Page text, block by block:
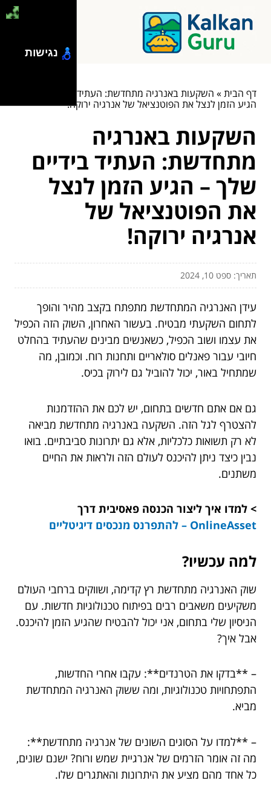
דף הבית» השקעות באנרגיה מתחדשת: העתיד בידיים שלך –
הגיע הזמן לנצל את הפוטנציאל של אנרגיה ירוקה!
השקעות באנרגיה
מתחדשת: העתיד בידיים
שלך – הגיע הזמן לנצל
את הפוטנציאל של
אנרגיה ירוקה!
תאריך: ספט 10, 2024
עידן האנרגיה המתחדשת מתפתח בקצב מהיר והופך
לתחום השקעתי מבטיח. בעשור האחרון, השוק הזה הכפיל
את עצמו ושוב הכפיל, כשאנשים מבינים שהעתיד בהחלט
חיובי עבור פאנלים סולאריים ותחנות רוח. וכמובן, מה
שמתחיל באור, יכול להוביל גם לירוק בכיס.
גם אם אתם חדשים בתחום, יש לכם את ההזדמנות
להצטרף לגל הזה. השקעה באנרגיה מתחדשת מביאה
לא רק תשואות כלכליות, אלא גם יתרונות סביבתיים. בואו
נבין כיצד ניתן להיכנס לעולם הזה ולראות את החיים
משתנים.
> למדו איך ליצור הכנסה פאסיבית דרך
OnlineAsset – להתפרנס מנכסים דיגיטליים
למה עכשיו?
שוק האנרגיה מתחדשת רץ קדימה, ושווקים ברחבי העולם
משקיעים משאבים רבים בפיתוח טכנולוגיות חדשות. עם
הניסיון שלי בתחום, אני יכול להבטיח שהגיע הזמן להיכנס.
אבל איך?
– **בדקו את הטרנדים**: עקבו אחרי החדשות,
התפתחויות טכנולוגיות, ומה ששוק האנרגיה המתחדשת
מביא.
– **למדו על הסוגים השונים של אנרגיה מתחדשת**:
מה זה אומר הזרמים של אנרגיית שמש ורוח? ישנם שונים,
כל אחד מהם מציע את היתרונות והאתגרים שלו.
נגישות